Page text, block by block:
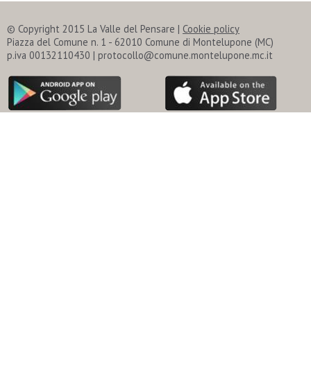
© Copyright 2015 La Valle del Pensare | Cookie policy
Piazza del Comune n. 1 - 62010 Comune di Montelupone (MC)
p.iva 00132110430 | protocollo@comune.montelupone.mc.it